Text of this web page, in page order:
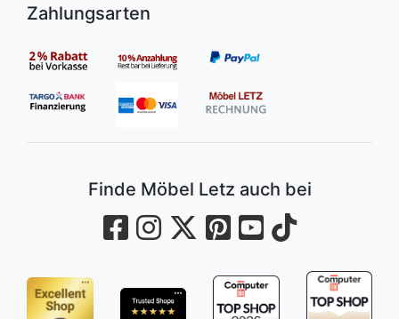
Zahlungsarten
Finde Möbel Letz auch bei